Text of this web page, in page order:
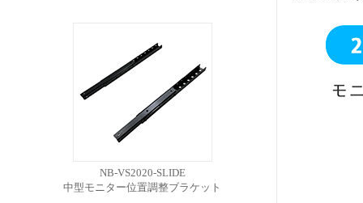
NB-VS2020-SLIDE
中型モニター位置調整ブラケット